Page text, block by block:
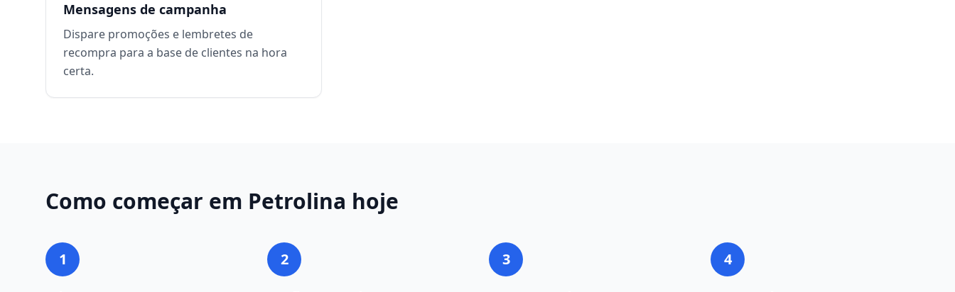
Mensagens de campanha
Dispare promoções e lembretes de
recompra para a base de clientes na hora
certa.
Como começar em Petrolina hoje
1 2 3 4